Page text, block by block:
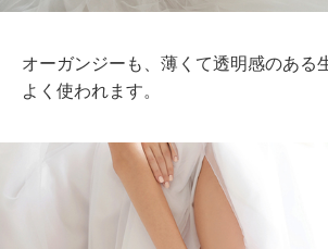
オーガンジーも、薄くて透明感のある
よく使われます。